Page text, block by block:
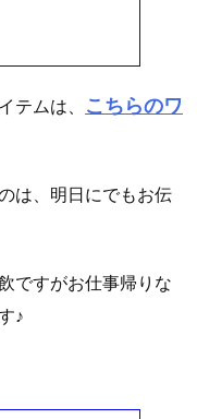
テムは、 こちらのワ
は、明日にでもお伝
ですがお仕事帰りな
♪